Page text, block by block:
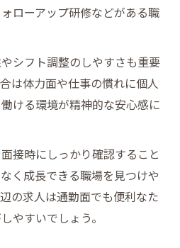
ローアップ研修などがある職
シフト調整のしやすさも重要
は体力面や仕事の慣れに個人
ける環境が精神的な安心感に
接時にしっかり確認すること
く成長できる職場を見つけや
の求人は通勤面でも便利なた
やすいでしょう。